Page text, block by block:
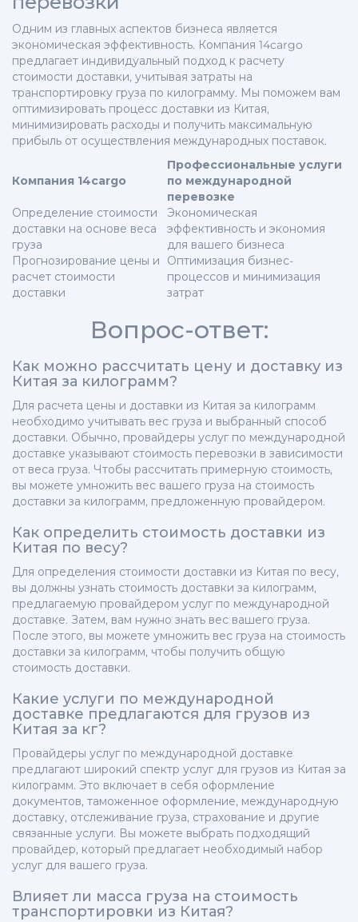
Одним из главных аспектов бизнеса является
экономическая эффективность. Компания 14cargo
предлагает индивидуальный подход к расчету
стоимости доставки, учитывая затраты на
транспортировку груза по килограмму. Мы поможем вам
оптимизировать процесс доставки из Китая,
минимизировать расходы и получить максимальную
прибыль от осуществления международных поставок.
Компания 14cargo
Профессиональные услуги
по международной
перевозке
Определение стоимости
доставки на основе веса
груза
Экономическая
эффективность и экономия
для вашего бизнеса
Прогнозирование цены и
расчет стоимости
доставки
Оптимизация бизнес-
процессов и минимизация
затрат
Вопрос-ответ:
Как можно рассчитать цену и доставку из
Китая за килограмм?
Для расчета цены и доставки из Китая за килограмм
необходимо учитывать вес груза и выбранный способ
доставки. Обычно, провайдеры услуг по международной
доставке указывают стоимость перевозки в зависимости
от веса груза. Чтобы рассчитать примерную стоимость,
вы можете умножить вес вашего груза на стоимость
доставки за килограмм, предложенную провайдером.
Как определить стоимость доставки из
Китая по весу?
Для определения стоимости доставки из Китая по весу,
вы должны узнать стоимость доставки за килограмм,
предлагаемую провайдером услуг по международной
доставке. Затем, вам нужно знать вес вашего груза.
После этого, вы можете умножить вес груза на стоимость
доставки за килограмм, чтобы получить общую
стоимость доставки.
Какие услуги по международной
доставке предлагаются для грузов из
Китая за кг?
Провайдеры услуг по международной доставке
предлагают широкий спектр услуг для грузов из Китая за
килограмм. Это включает в себя оформление
документов, таможенное оформление, международную
доставку, отслеживание груза, страхование и другие
связанные услуги. Вы можете выбрать подходящий
провайдер, который предлагает необходимый набор
услуг для вашего груза.
Влияет ли масса груза на стоимость
транспортировки из Китая?